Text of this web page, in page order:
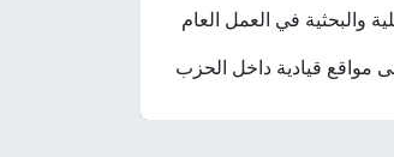
والبحثية في العمل العام
مواقع قيادية داخل الحزب